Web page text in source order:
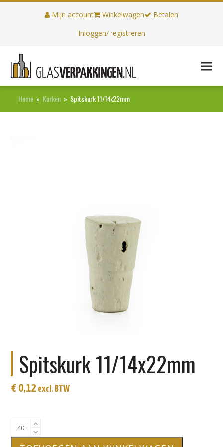
Mijn account Winkelwagen
Betalen
Inloggen/ registreren
Home » Kurken » Spitskurk 11/14x22mm
Spitskurk 11/14x22mm
€ 0,12 excl. BTW
Spitskurk
11/14x22mm